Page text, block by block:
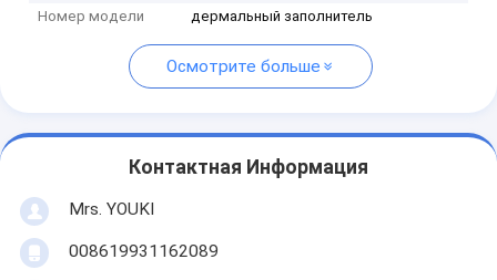
Номер модели дермальный заполнитель
Осмотрите больше
Контактная Информация
Mrs. YOUKI
008619931162089